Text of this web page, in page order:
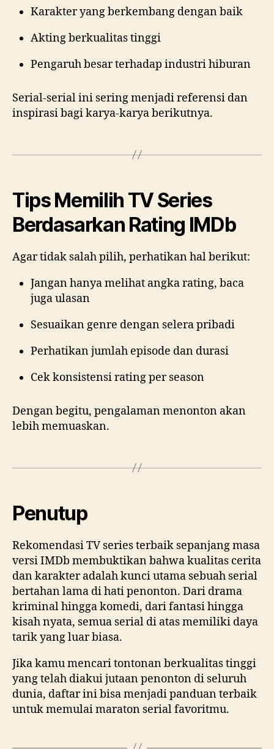
Karakter yang berkembang dengan baik
Akting berkualitas tinggi
Pengaruh besar terhadap industri hiburan
Serial-serial ini sering menjadi referensi dan
inspirasi bagi karya-karya berikutnya.
Tips Memilih TV Series
Berdasarkan Rating IMDb
Agar tidak salah pilih, perhatikan hal berikut:
Jangan hanya melihat angka rating, baca
juga ulasan
Sesuaikan genre dengan selera pribadi
Perhatikan jumlah episode dan durasi
Cek konsistensi rating per season
Dengan begitu, pengalaman menonton akan
lebih memuaskan.
Penutup
Rekomendasi TV series terbaik sepanjang masa
versi IMDb membuktikan bahwa kualitas cerita
dan karakter adalah kunci utama sebuah serial
bertahan lama di hati penonton. Dari drama
kriminal hingga komedi, dari fantasi hingga
kisah nyata, semua serial di atas memiliki daya
tarik yang luar biasa.
Jika kamu mencari tontonan berkualitas tinggi
yang telah diakui jutaan penonton di seluruh
dunia, daftar ini bisa menjadi panduan terbaik
untuk memulai maraton serial favoritmu.